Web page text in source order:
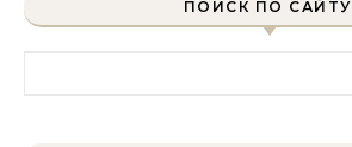
ПОИСК ПО САЙТУ